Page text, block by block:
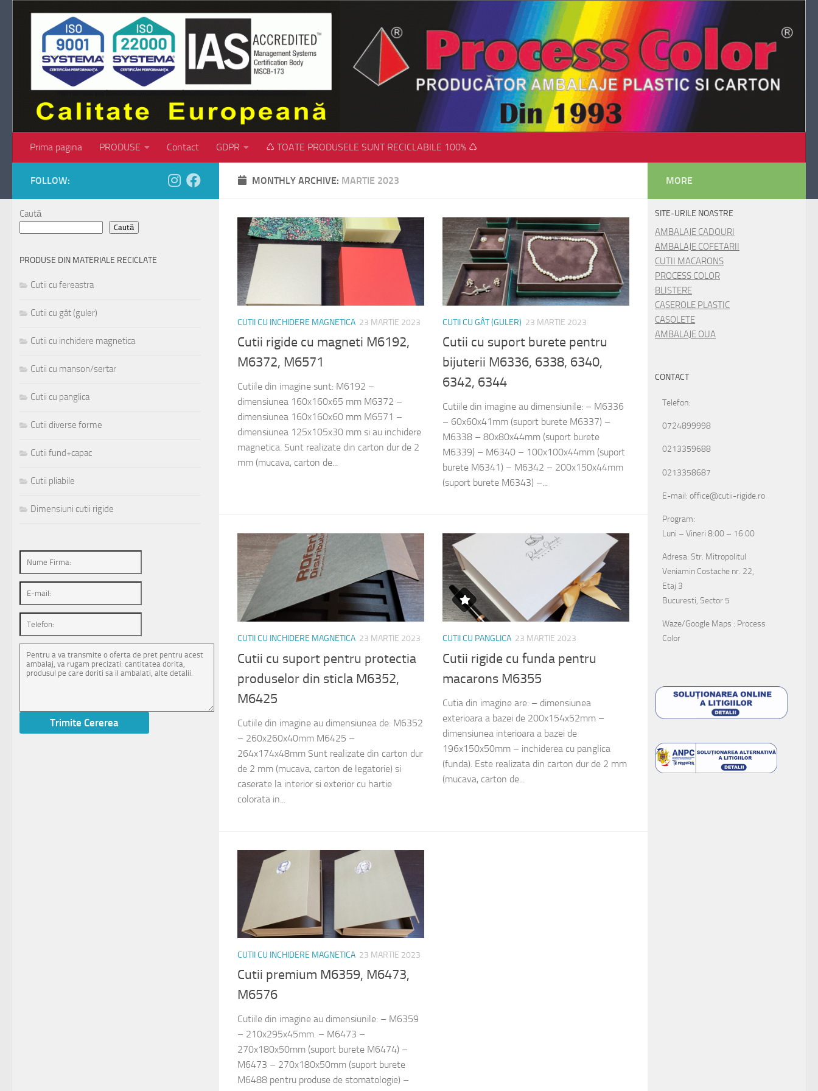
Skip to content
Prima pagina PRODUSE Contact GDPR ♺ TOATE PRODUSELE SUNT RECICLABILE 100% ♺
MONTHLY ARCHIVE: MARTIE 2023
CUTII CU INCHIDERE MAGNETICA 23 MARTIE 2023
Cutii rigide cu magneti M6192,
M6372, M6571
Cutiile din imagine sunt: M6192 –
dimensiunea 160x160x65 mm M6372 –
dimensiunea 160x160x60 mm M6571 –
dimensiunea 125x105x30 mm si au inchidere
magnetica. Sunt realizate din carton dur de 2
mm (mucava, carton de...
CUTII CU GÂT (GULER) 23 MARTIE 2023
Cutii cu suport burete pentru
bijuterii M6336, 6338, 6340,
6342, 6344
Cutiile din imagine au dimensiunile: – M6336
– 60x60x41mm (suport burete M6337) –
M6338 – 80x80x44mm (suport burete
M6339) – M6340 – 100x100x44mm (suport
burete M6341) – M6342 – 200x150x44mm
(suport burete M6343) –...
CUTII CU INCHIDERE MAGNETICA 23 MARTIE 2023
Cutii cu suport pentru protectia
produselor din sticla M6352,
M6425
Cutiile din imagine au dimensiunea de: M6352
– 260x260x40mm M6425 –
264x174x48mm Sunt realizate din carton dur
de 2 mm (mucava, carton de legatorie) si
caserate la interior si exterior cu hartie
colorata in...
CUTII CU PANGLICA 23 MARTIE 2023
Cutii rigide cu funda pentru
macarons M6355
Cutia din imagine are: – dimensiunea
exterioara a bazei de 200x154x52mm –
dimensiunea interioara a bazei de
196x150x50mm – inchiderea cu panglica
(funda). Este realizata din carton dur de 2 mm
(mucava, carton de...
CUTII CU INCHIDERE MAGNETICA 23 MARTIE 2023
Cutii premium M6359, M6473,
M6576
Cutiile din imagine au dimensiunile: – M6359
– 210x295x45mm. – M6473 –
270x180x50mm (suport burete M6474) –
M6473 – 270x180x50mm (suport burete
M6488 pentru produse de stomatologie) –
FOLLOW:
Caută
Caută
PRODUSE DIN MATERIALE RECICLATE
Cutii cu fereastra
Cutii cu gât (guler)
Cutii cu inchidere magnetica
Cutii cu manson/sertar
Cutii cu panglica
Cutii diverse forme
Cutii fund+capac
Cutii pliabile
Dimensiuni cutii rigide
MORE
SITE-URILE NOASTRE
AMBALAJE CADOURI
AMBALAJE COFETARII
CUTII MACARONS
PROCESS COLOR
BLISTERE
CASEROLE PLASTIC
CASOLETE
AMBALAJE OUA
CONTACT
Telefon:
0724899998
0213359688
0213358687
E-mail: office@cutii-rigide.ro
Program:
Luni – Vineri 8:00 – 16:00
Adresa: Str. Mitropolitul
Veniamin Costache nr. 22,
Etaj 3
Bucuresti, Sector 5
Waze/Google Maps : Process
Color